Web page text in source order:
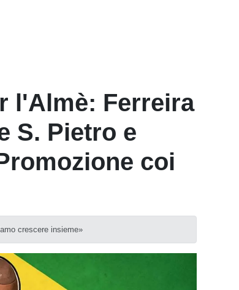
l'Almè: Ferreira
S. Pietro e
coi
crescere insieme»